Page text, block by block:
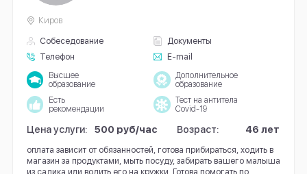
Собеседование
Документы
Телефон
E-mail
Киров
Высшее
образование
Дополнительное
образование
Есть
рекомендации
Тест на антитела
Covid-19
Цена услуги: 500 руб/час Возраст: 46 лет
оплата зависит от обязанностей, готова прибираться, ходить в
магазин за продуктами, мыть посуду, забирать вашего малыша
из садика или водить его на кружки. Готова помогать по...